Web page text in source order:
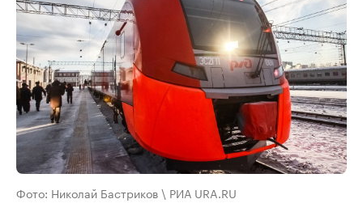
Фото: Николай Бастриков \ РИА URA.RU